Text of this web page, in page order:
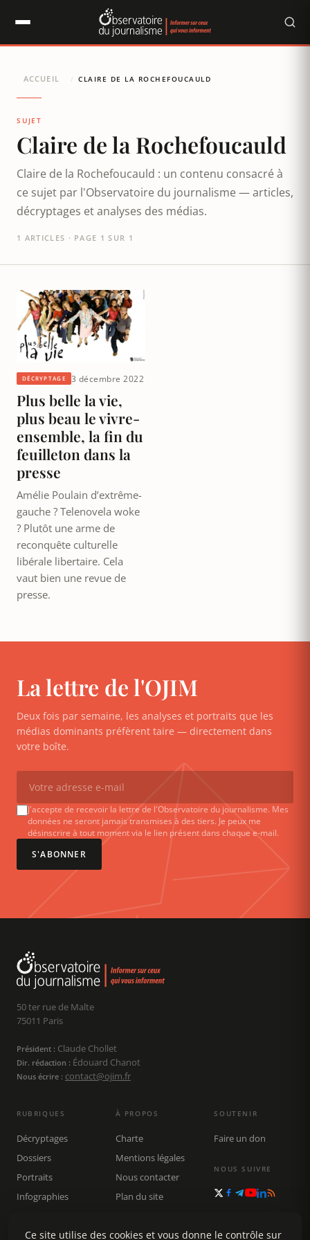
ACCUEIL / CLAIRE DE LA ROCHEFOUCAULD
SUJET
Claire de la Rochefoucauld
Claire de la Rochefoucauld : un contenu consacré à
ce sujet par l'Observatoire du journalisme — articles,
décryptages et analyses des médias.
1 ARTICLES · PAGE 1 SUR 1
DÉCRYPTAGE 3 décembre 2022
Plus belle la vie,
plus beau le vivre-
ensemble, la fin du
feuilleton dans la
presse
Amélie Poulain d’extrême-
gauche ? Telenovela woke
? Plutôt une arme de
reconquête culturelle
libérale libertaire. Cela
vaut bien une revue de
presse.
La lettre de l'OJIM
Deux fois par semaine, les analyses et portraits que les
médias dominants préfèrent taire — directement dans
votre boîte.
J'accepte de recevoir la lettre de l'Observatoire du journalisme. Mes
données ne seront jamais transmises à des tiers. Je peux me
désinscrire à tout moment via le lien présent dans chaque e-mail.
S'ABONNER
50 ter rue de Malte
75011 Paris
Président : Claude Chollet
Dir. rédaction : Édouard Chanot
Nous écrire : contact@ojim.fr
RUBRIQUES
Décryptages
Dossiers
Portraits
Infographies
Rechercher
À PROPOS
Charte
Mentions légales
Nous contacter
Plan du site
SOUTENIR
Faire un don
NOUS SUIVRE
Panneau de gestion des cookies
Ce site utilise des cookies et vous donne le contrôle sur